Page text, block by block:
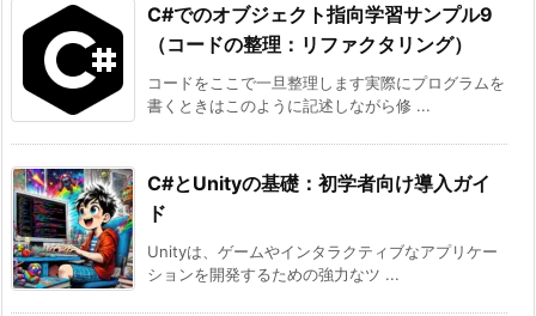
C#でのオブジェクト指向学習サンプル9
（コードの整理：リファクタリング）
コードをここで一旦整理します実際にプログラムを
書くときはこのように記述しながら修 ...
C#とUnityの基礎：初学者向け導入ガイ
ド
Unityは、ゲームやインタラクティブなアプリケー
ションを開発するための強力なツ ...